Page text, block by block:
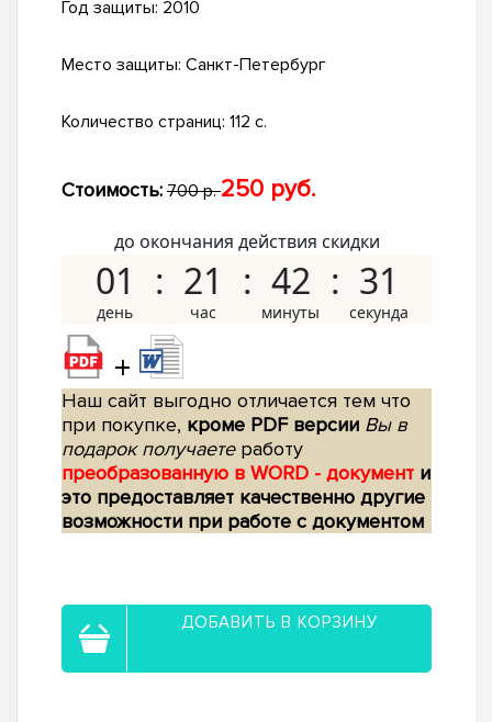
Год защиты: 2010
Место защиты: Санкт-Петербург
Количество страниц: 112 с.
Стоимость: 700 р.250 руб.
до окончания действия скидки
01 21 42 30
+
Наш сайт выгодно отличается тем что
при покупке, кроме PDF версии Вы в
подарок получаетеработу
преобразованную в WORD - документ и
это предоставляет качественно другие
возможности при работе с документом
ДОБАВИТЬ В КОРЗИНУ